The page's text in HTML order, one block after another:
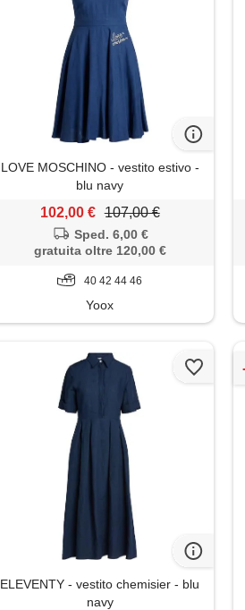
LOVE MOSCHINO - vestito estivo -
blu navy
102,00 € 107,00 €
Sped. 6,00 €
gratuita oltre 120,00 €
40 42 44 46
Yoox
ELEVENTY - vestito chemisier - blu
navy